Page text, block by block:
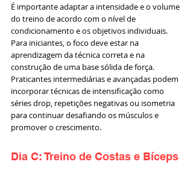
É importante adaptar a intensidade e o volume
do treino de acordo com o nível de
condicionamento e os objetivos individuais.
Para iniciantes, o foco deve estar na
aprendizagem da técnica correta e na
construção de uma base sólida de força.
Praticantes intermediárias e avançadas podem
incorporar técnicas de intensificação como
séries drop, repetições negativas ou isometria
para continuar desafiando os músculos e
promover o crescimento.
Dia C: Treino de Costas e Bíceps